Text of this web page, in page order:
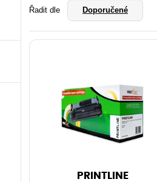
Řadit dle Doporučené
PRINTLINE